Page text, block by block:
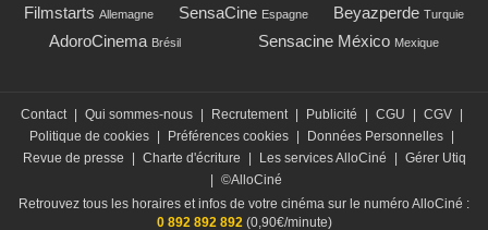
Filmstarts Allemagne SensaCine Espagne Beyazperde Turquie
AdoroCinema Brésil Sensacine México Mexique
Contact Qui sommes-nous Recrutement Publicité CGU CGV
Politique de cookies
Préférences cookies Données Personnelles
Revue de presse
Charte d'écriture Les services AlloCiné
Gérer Utiq
©AlloCiné
Retrouvez tous les horaires et infos de votre cinéma sur le numéro AlloCiné :
0 892 892 892(0,90€/minute)